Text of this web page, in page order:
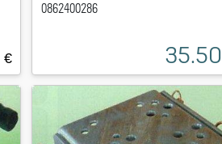
€
0862400286
35.50